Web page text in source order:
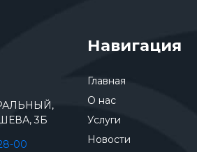
3Б
00
Навигация
Главная
О нас
Услуги
Новости